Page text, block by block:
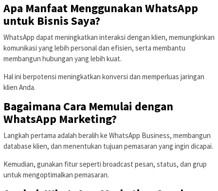
Apa Manfaat Menggunakan WhatsApp
untuk Bisnis Saya?
WhatsApp dapat meningkatkan interaksi dengan klien, memungkinkan
komunikasi yang lebih personal dan efisien, serta membantu
membangun hubungan yang lebih kuat.
Hal ini berpotensi meningkatkan konversi dan memperluas jaringan
klien Anda.
Bagaimana Cara Memulai dengan
WhatsApp Marketing?
Langkah pertama adalah beralih ke WhatsApp Business, membangun
database klien, dan menentukan tujuan pemasaran yang ingin dicapai.
Kemudian, gunakan fitur seperti broadcast pesan, status, dan grup
untuk mengoptimalkan pemasaran.